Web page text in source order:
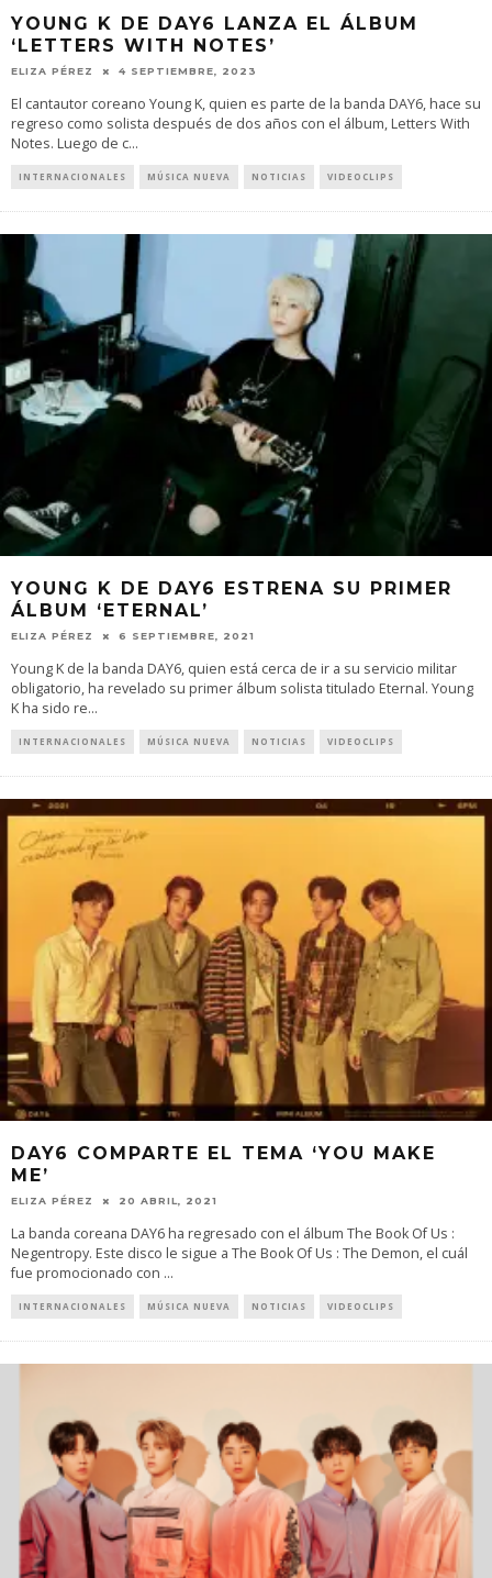
YOUNG K DE DAY6 LANZA EL ÁLBUM
‘LETTERS WITH NOTES’
ELIZA PÉREZ 4 SEPTIEMBRE, 2023
El cantautor coreano Young K, quien es parte de la banda DAY6, hace su
regreso como solista después de dos años con el álbum, Letters With
Notes. Luego de c...
INTERNACIONALES MÚSICA NUEVA NOTICIAS VIDEOCLIPS
YOUNG K DE DAY6 ESTRENA SU PRIMER
ÁLBUM ‘ETERNAL’
ELIZA PÉREZ 6 SEPTIEMBRE, 2021
Young K de la banda DAY6, quien está cerca de ir a su servicio militar
obligatorio, ha revelado su primer álbum solista titulado Eternal. Young
K ha sido re...
INTERNACIONALES MÚSICA NUEVA NOTICIAS VIDEOCLIPS
DAY6 COMPARTE EL TEMA ‘YOU MAKE
ME’
ELIZA PÉREZ 20 ABRIL, 2021
La banda coreana DAY6 ha regresado con el álbum The Book Of Us :
Negentropy. Este disco le sigue a The Book Of Us : The Demon, el cuál
fue promocionado con ...
INTERNACIONALES MÚSICA NUEVA NOTICIAS VIDEOCLIPS